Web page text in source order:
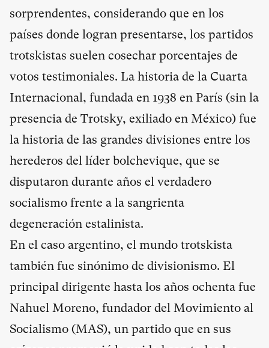
sorprendentes, considerando que en los
países donde logran presentarse, los partidos
trotskistas suelen cosechar porcentajes de
votos testimoniales. La historia de la Cuarta
Internacional, fundada en 1938 en París (sin la
presencia de Trotsky, exiliado en México) fue
la historia de las grandes divisiones entre los
herederos del líder bolchevique, que se
disputaron durante años el verdadero
socialismo frente a la sangrienta
degeneración estalinista.
En el caso argentino, el mundo trotskista
también fue sinónimo de divisionismo. El
principal dirigente hasta los años ochenta fue
Nahuel Moreno, fundador del Movimiento al
Socialismo (MAS), un partido que en sus